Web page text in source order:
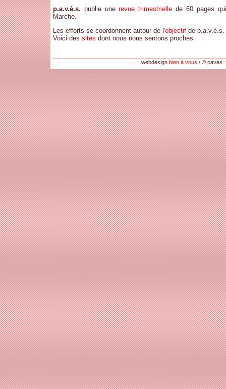
p.a.v.é.s. publie unerevue trimestrielle de 60 pages
Marche.
Les efforts se coordonnent autour de l'objectif de
Voici des sites dont nous nous sentons proches.
webdesign bien à vous / © pavés.